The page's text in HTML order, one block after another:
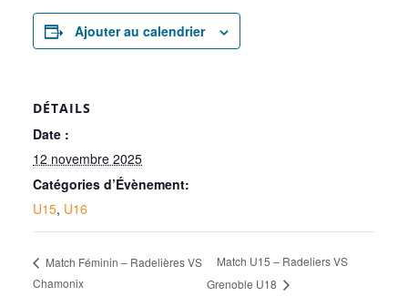
Ajouter au calendrier
DÉTAILS
Date :
12 novembre 2025
Catégories d’Évènement:
U15, U16
Match Féminin – Radelières VS
Chamonix
Match U15 – Radeliers VS
Grenoble U18